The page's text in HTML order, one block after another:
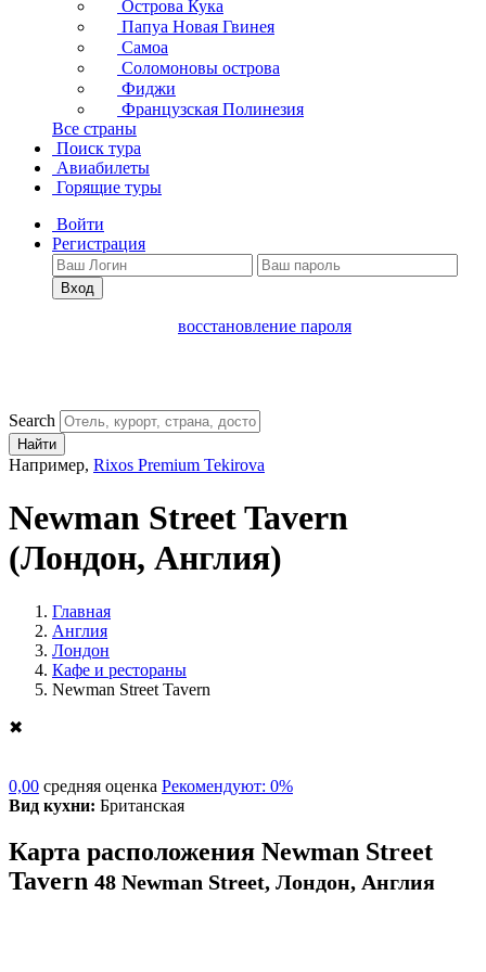
Острова Кука
Папуа Новая Гвинея
Самоа
Соломоновы острова
Фиджи
Французская Полинезия
Все страны
Поиск тура
Авиабилеты
Горящие туры
Войти
Регистрация
Вход
восстановление пароля
Search
Найти
Например, Rixos Premium Tekirova
Newman Street Tavern
(Лондон, Англия)
Главная
Англия
Лондон
Кафе и рестораны
Newman Street Tavern
✖
0,00 средняя оценка Рекомендуют: 0%
Вид кухни: Британская
Карта расположения Newman Street
Tavern 48 Newman Street, Лондон, Англия